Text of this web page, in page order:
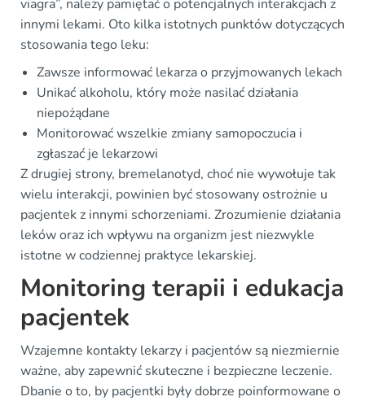
viagra”, należy pamiętać o potencjalnych interakcjach z
innymi lekami. Oto kilka istotnych punktów dotyczących
stosowania tego leku:
Zawsze informować lekarza o przyjmowanych lekach
Unikać alkoholu, który może nasilać działania
niepożądane
Monitorować wszelkie zmiany samopoczucia i
zgłaszać je lekarzowi
Z drugiej strony, bremelanotyd, choć nie wywołuje tak
wielu interakcji, powinien być stosowany ostrożnie u
pacjentek z innymi schorzeniami. Zrozumienie działania
leków oraz ich wpływu na organizm jest niezwykle
istotne w codziennej praktyce lekarskiej.
Monitoring terapii i edukacja
pacjentek
Wzajemne kontakty lekarzy i pacjentów są niezmiernie
ważne, aby zapewnić skuteczne i bezpieczne leczenie.
Dbanie o to, by pacjentki były dobrze poinformowane o